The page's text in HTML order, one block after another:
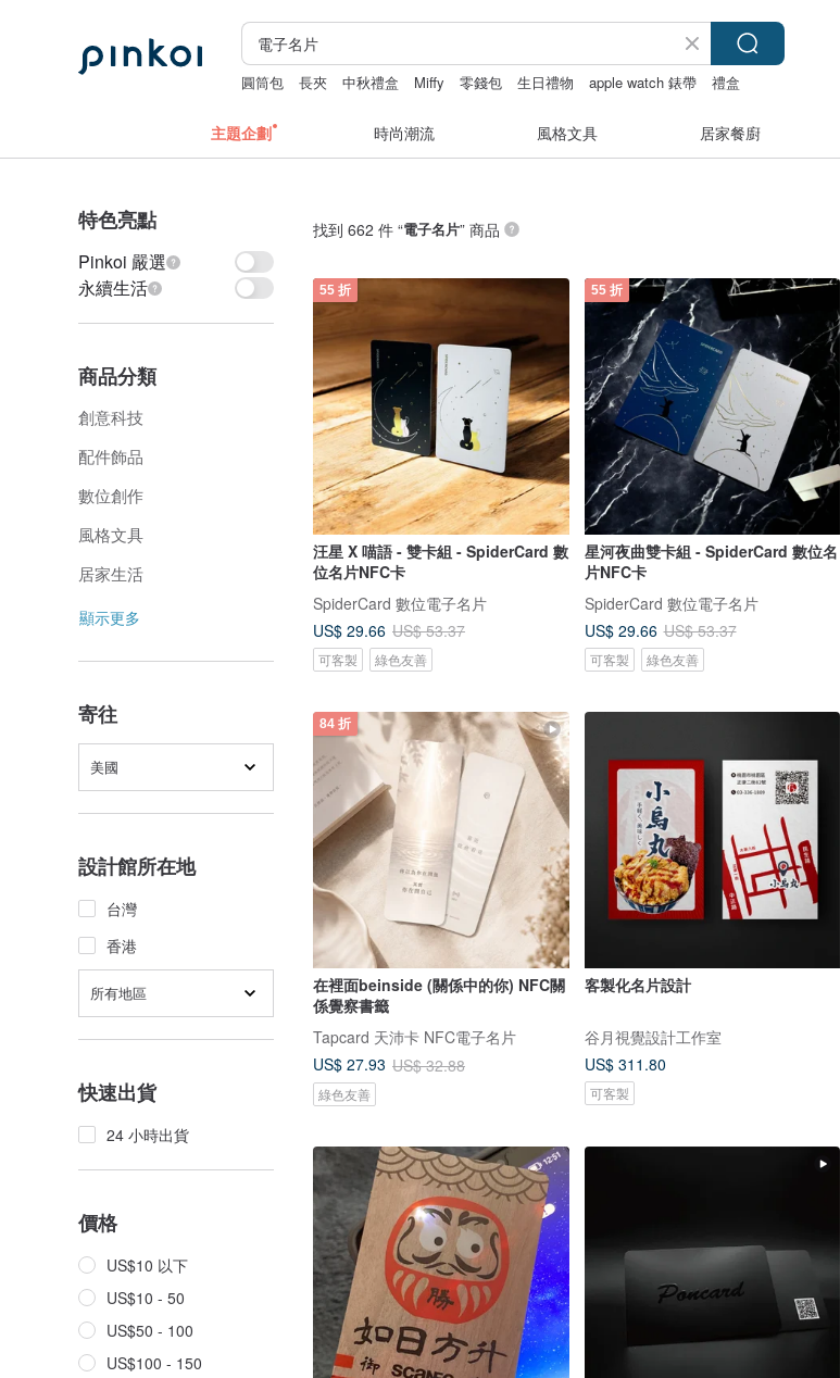
圓筒包 長夾 中秋禮盒 Miffy 零錢包 生日禮物 apple watch 錶帶 禮盒
主題企劃 時尚潮流 風格文具 居家餐廚
特色亮點
Pinkoi 嚴選
永續生活
商品分類
創意科技
配件飾品
數位創作
風格文具
居家生活
顯示更多
寄往
美國
設計館所在地
台灣
香港
所有地區
快速出貨
24 小時出貨
價格
US$10 以下
US$10 - 50
US$50 - 100
US$100 - 150
找到 662 件 “電子名片” 商品
55 折
汪星 X 喵語 - 雙卡組 - SpiderCard 數
位名片NFC卡
SpiderCard 數位電子名片
US$ 29.66 US$ 53.37
可客製 綠色友善
55 折
星河夜曲雙卡組 - SpiderCard 數位名
片NFC卡
SpiderCard 數位電子名片
US$ 29.66 US$ 53.37
可客製 綠色友善
84 折
在裡面beinside (關係中的你) NFC關
係覺察書籤
Tapcard 天沛卡 NFC電子名片
US$ 27.93 US$ 32.88
綠色友善
客製化名片設計
谷月視覺設計工作室
US$ 311.80
可客製